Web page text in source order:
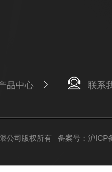
品中心 联系
公司版权所有 备案号：沪ICP